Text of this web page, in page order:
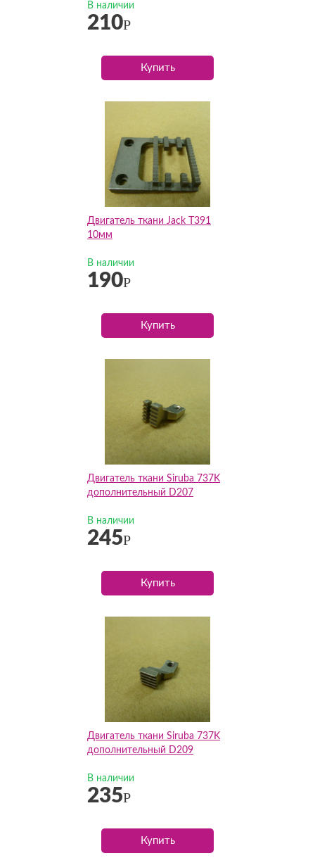
В наличии
210Р
Купить
Двигатель ткани Jack T391
10мм
В наличии
190Р
Купить
Двигатель ткани Siruba 737K
дополнительный D207
В наличии
245Р
Купить
Двигатель ткани Siruba 737K
дополнительный D209
В наличии
235Р
Купить